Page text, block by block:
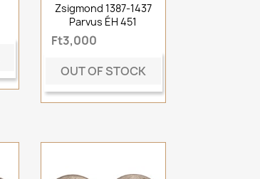
Zsigmond 1387-1437
Parvus ÉH 451
Ft3,000
OUT OF STOCK